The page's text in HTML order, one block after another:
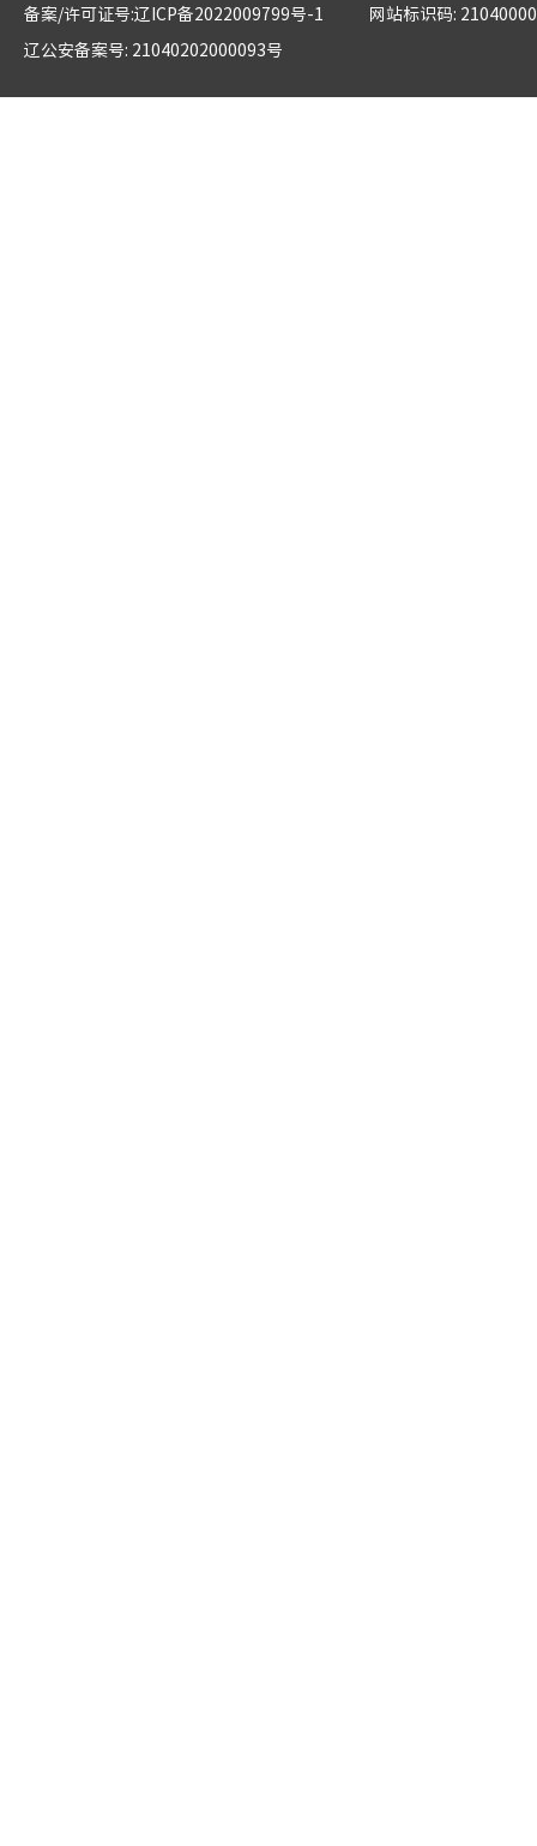
备案/许可证号:辽ICP备2022009799号-1
网站标识码:
辽公安备案号: 21040202000093号